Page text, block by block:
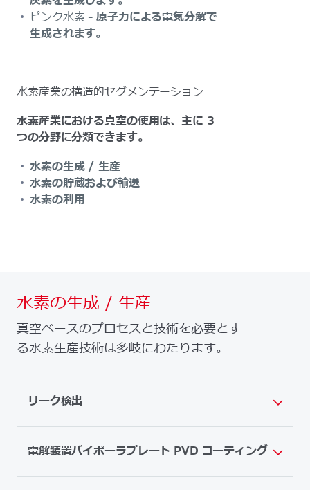
ピンク水素 - 原子力による電気分解で
生成されます。
水素産業の構造的セグメンテーション
水素産業における真空の使用は、主に 3
つの分野に分類できます。
水素の生成 / 生産
水素の貯蔵および輸送
水素の利用
水素の生成 / 生産
真空ベースのプロセスと技術を必要とす
る水素生産技術は多岐にわたります。
リーク検出
電解装置バイポーラプレート PVD コーティング